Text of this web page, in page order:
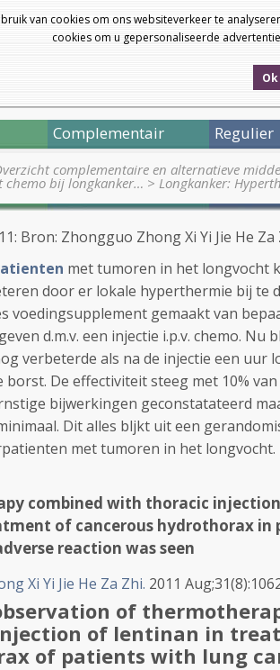
van cookies om ons websiteverkeer te
cookies om u gepersonaliseerde
Ok
Complementair Regulier
complementaire en alternatieve
chemo bij longkanker… > Longkanker:
Bron: Zhongguo Zhong Xi Yi Jie He Za
met tumoren in het longvocht
door er lokale hyperthermie bij te
voedingsupplement gemaakt van
d.m.v. een injectie i.p.v. chemo. Nu
verbeterde als na de injectie een uur
borst. De effectiviteit steeg met 10% van
bijwerkingen geconstatateerd
Dit alles bljkt uit een
met tumoren in het longvocht.
combined with thoracic
of cancerous hydrothorax in
reaction was seen
Xi Yi Jie He Za Zhi. 2011
of
of lentinan in
of patients with lung